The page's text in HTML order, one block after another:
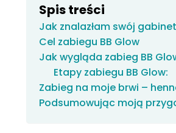
Spis treści
Jak znalazłam swój
Cel zabiegu BB Glow
Jak wygląda zabieg BB
Etapy zabiegu BB Glow:
Zabieg na moje brwi –
Podsumowując moją